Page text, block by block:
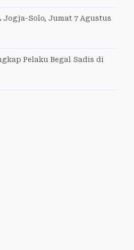
Jogja-Solo, Jumat 7 Agustus
Pelaku Begal Sadis di